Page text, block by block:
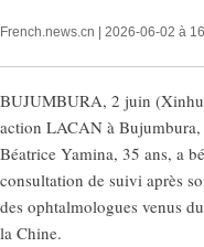
French.news.cn | 2026-06-02 à
BUJUMBURA, 2 juin
action LACAN à
Béatrice Yamina, 35 ans, a
consultation de suivi après
des ophtalmologues venus
la Chine.